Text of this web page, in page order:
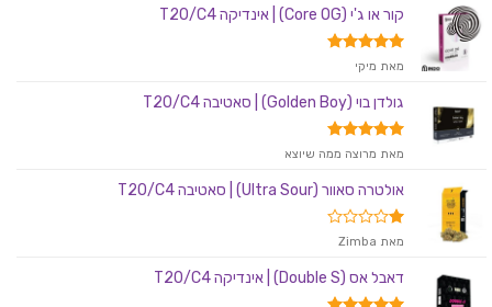
5
קור או ג'י (Core OG) | אינדיקה T20/C4
דורג5
מאת מיקי
גולדן בוי (Golden Boy) | סאטיבה T20/C4
דורג5
מאת מרוצה ממה שיוצא
אולטרה סאוור (Ultra Sour) | סאטיבה T20/C4
דורג
5
מאת Zimba
דאבל אס (Double S) | אינדיקה T20/C4